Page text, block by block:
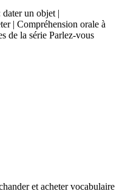
un objet |
| Compréhension orale à
de la série Parlez-vous
et acheter vocabulaire